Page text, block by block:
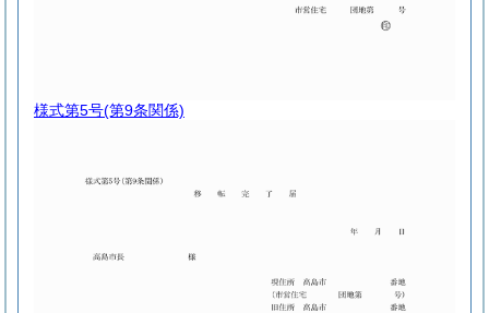
様式第5号(第9条関係)